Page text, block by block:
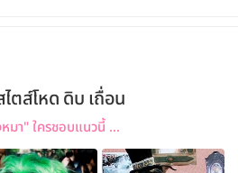
ตส์โหด ดิบ เถื่อน
มา" ใครชอบแนวนี้ ...